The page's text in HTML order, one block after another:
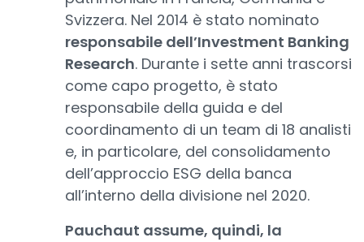
Svizzera. Nel 2014 è stato nominato
responsabile dell’Investment Banking
Research. Durante i sette anni trascorsi
come capo progetto, è stato
responsabile della guida e del
coordinamento di un team di 18 analisti
e, in particolare, del consolidamento
dell’approccio ESG della banca
all’interno della divisione nel 2020.
Pauchaut assume, quindi, la